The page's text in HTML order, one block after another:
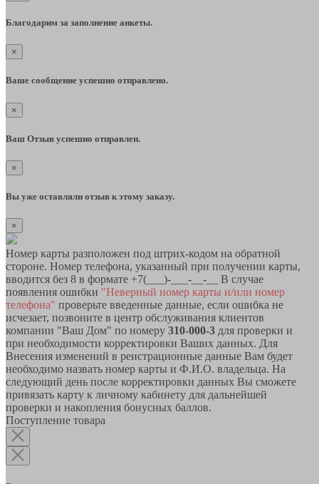
Благодарим за заполнение анкеты.
×
Ваше сообщение успешно отправлено.
×
Ваш Отзыв успешно отправлен.
×
Вы уже оставляли отзыв к этому заказу.
×
Номер карты разположен под штрих-кодом на обратной
стороне. Номер телефона, указанный при получении карты,
вводится без 8 в формате +7(___)-___-__-__ В случае
появления ошибки "Неверный номер карты и/или номер
телефона" проверьте введенные данные, если ошибка не
исчезает, позвоните в центр обслуживания клиентов
компании "Ваш Дом" по номеру 310-000-3 для проверки и
при необходимости корректировки Ваших данных. Для
Внесения изменений в реистрационные данные Вам будет
необходимо назвать номер карты и Ф.И.О. владельца. На
следующий день после корректировки данных Вы сможете
привязать карту к личному кабинету для дальнейшей
проверки и накопления бонусных баллов.
Поступление товара